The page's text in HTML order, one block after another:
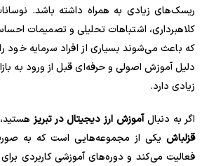
ریسک‌های زیادی به همراه داشته باشد.
کلاهبرداری، اشتباهات تحلیلی و تصمیمات
که باعث می‌شوند بسیاری از افراد سرمایه
دلیل آموزش اصولی و حرفه‌ای قبل از ورود به
زیادی دارد.
اگر به دنبالآموزش ارز دیجیتال در تبریز
قزلباش یکی از مجموعه‌هایی است که به
فعالیت می‌کند و دوره‌های آموزشی کاربردی برای